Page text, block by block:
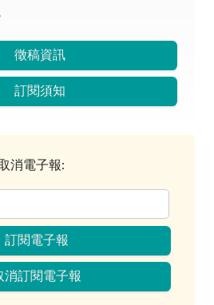
徵稿資訊
訂閱須知
消電子報:
訂閱電子報
消訂閱電子報